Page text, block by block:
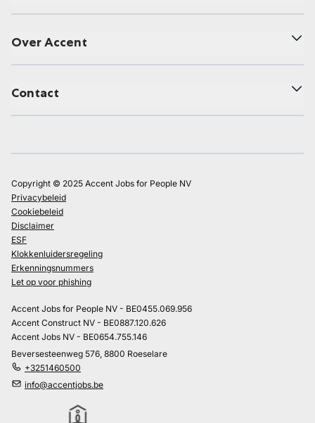
Over Accent
Contact
Copyright © 2025 Accent Jobs for People NV
Privacybeleid
Cookiebeleid
Disclaimer
ESF
Klokkenluidersregeling
Erkenningsnummers
Let op voor phishing
Accent Jobs for People NV - BE0455.069.956
Accent Construct NV - BE0887.120.626
Accent Jobs NV - BE0654.755.146
Beversesteenweg 576, 8800 Roeselare
+3251460500
info@accentjobs.be